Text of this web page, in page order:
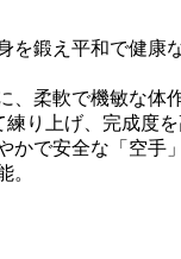
鍛え平和で健康
柔軟で機敏な体
り上げ、完成度
で安全な「空手
。